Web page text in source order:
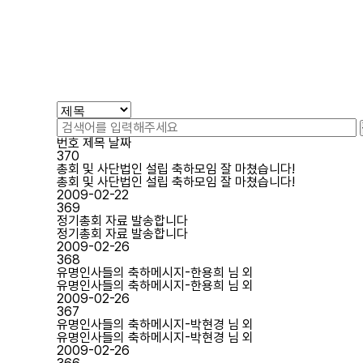
번호 제목 날짜
370
총회 및 사단법인 설립 축하모임 잘 마쳤습니다!
총회 및 사단법인 설립 축하모임 잘 마쳤습니다!
2009-02-22
369
정기총회 자료 발송합니다
정기총회 자료 발송합니다
2009-02-26
368
유명인사들의 축하메시지-한용희 님 외
유명인사들의 축하메시지-한용희 님 외
2009-02-26
367
유명인사들의 축하메시지-박현경 님 외
유명인사들의 축하메시지-박현경 님 외
2009-02-26